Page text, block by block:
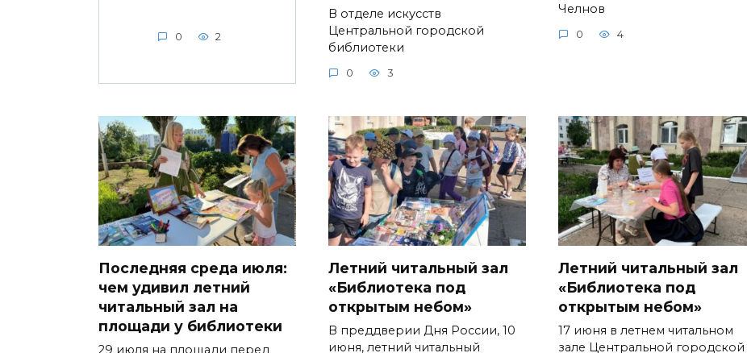
0 2
В отделе искусств
Центральной городской
библиотеки
0 3
Челнов
0 4
Последняя среда июля:
чем удивил летний
читальный зал на
площади у библиотеки
29 июля на площади перед
Летний читальный зал
«Библиотека под
открытым небом»
В преддверии Дня России, 10
июня, летний читальный
Летний читальный зал
«Библиотека под
открытым небом»
17 июня в летнем читальном
зале Центральной городской